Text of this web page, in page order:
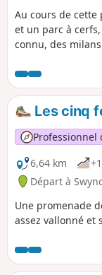
Au cours de cette
et un parc à
connu, des
régates.
Les cinq
6,64 km
Départ à
Une promenade
assez vallonné et